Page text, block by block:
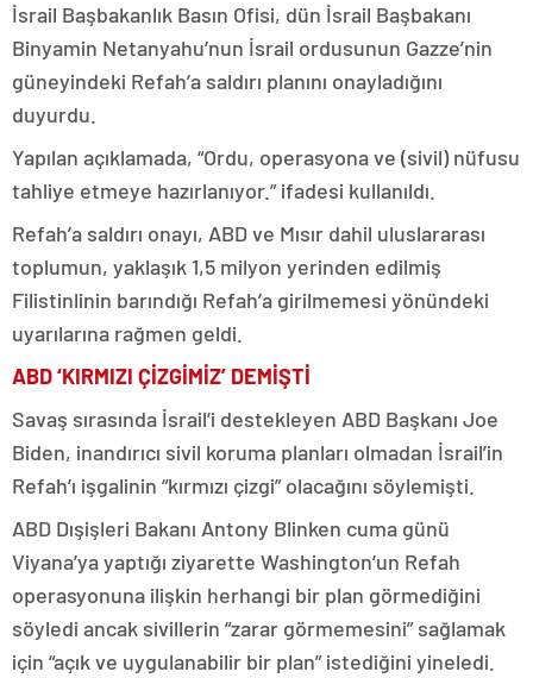
İsrail Başbakanlık Basın Ofisi, dün İsrail Başbakanı
Binyamin Netanyahu’nun İsrail ordusunun Gazze’nin
güneyindeki Refah’a saldırı planını onayladığını
duyurdu.
Yapılan açıklamada, “Ordu, operasyona ve (sivil) nüfusu
tahliye etmeye hazırlanıyor.” ifadesi kullanıldı.
Refah’a saldırı onayı, ABD ve Mısır dahil uluslararası
toplumun, yaklaşık 1,5 milyon yerinden edilmiş
Filistinlinin barındığı Refah’a girilmemesi yönündeki
uyarılarına rağmen geldi.
ABD ‘KIRMIZI ÇİZGİMİZ’ DEMİŞTİ
Savaş sırasında İsrail’i destekleyen ABD Başkanı Joe
Biden, inandırıcı sivil koruma planları olmadan İsrail’in
Refah’ı işgalinin “kırmızı çizgi” olacağını söylemişti.
ABD Dışişleri Bakanı Antony Blinken cuma günü
Viyana’ya yaptığı ziyarette Washington’un Refah
operasyonuna ilişkin herhangi bir plan görmediğini
söyledi ancak sivillerin “zarar görmemesini” sağlamak
için “açık ve uygulanabilir bir plan” istediğini yineledi.